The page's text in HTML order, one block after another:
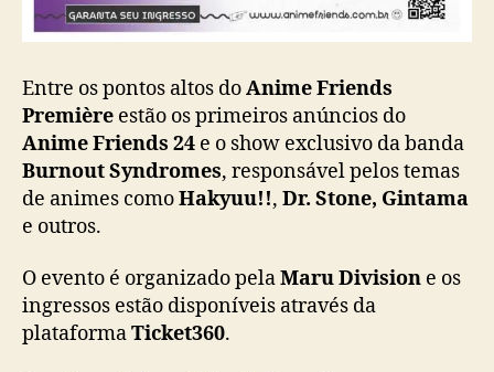
o
Entre os pontos altos doAnime Friends
Première estão os primeiros anúncios do
Anime Friends 24 e o show exclusivo dabanda
Burnout Syndromes, responsável pelos temas
de animes comoHakyuu!!, Dr. Stone, Gintama
e outros.
O evento é organizado pelaMaru Division e os
ingressos estão disponíveis através da
plataformaTicket360.